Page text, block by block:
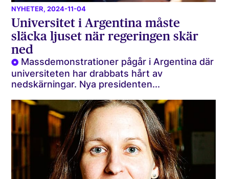
NYHETER, 2024-11-04
Universitet i Argentina måste
släcka ljuset när regeringen skär
ned
Massdemonstrationer pågår i Argentina där
universiteten har drabbats hårt av
nedskärningar. Nya presidenten...